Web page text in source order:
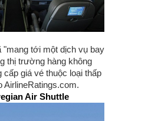
"mang tới một dịch vụ bay
thị trường hàng không
cấp giá vé thuộc loại thấp
AirlineRatings.com.
Air Shuttle